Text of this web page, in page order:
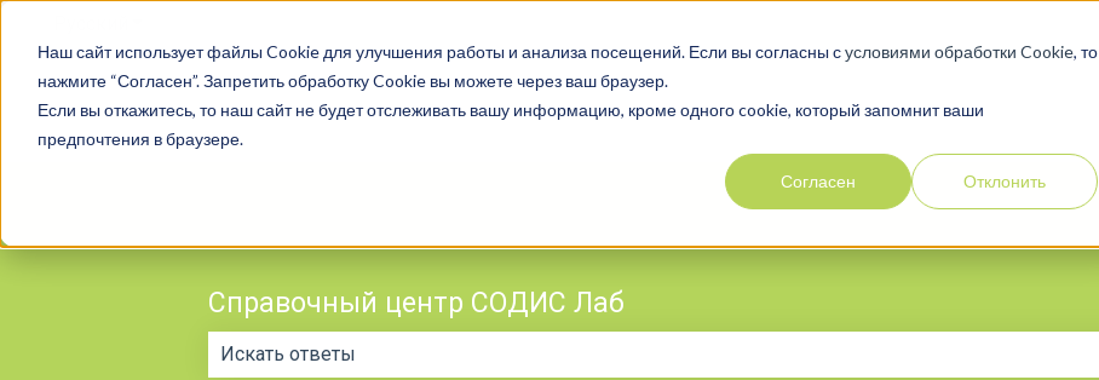
Наш сайт использует файлы Cookie для улучшения работы и анализа посещений. Если вы согласны сусловиями обработки Cookie, то
нажмите “Согласен”. Запретить обработку Cookie вы можете через ваш браузер.
Если вы откажитесь, то наш сайт не будет отслеживать вашу информацию, кроме одного cookie, который запомнит ваши
предпочтения в браузере.
Согласен Отклонить
Справочный центр СОДИС Лаб